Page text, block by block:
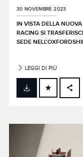
30 NOVEMBRE 2023
IN VISTA DELLA
RACING SI
SEDE
LEGGI DI PIÙ